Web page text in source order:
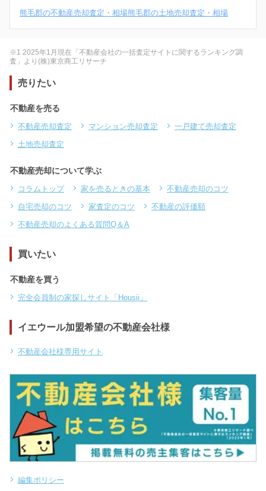
熊毛郡の不動産売却査定・相場熊毛郡の土地売却査定・相場
※1 2025年1月現在「不動産会社の一括査定サイトに関するランキング調
査」より(株)東京商工リサーチ
売りたい
不動産を売る
不動産売却査定 マンション売却査定
一戸建て売却査定
土地売却査定
不動産売却について学ぶ
コラムトップ 家を売るときの基本
不動産売却のコツ
自宅売却のコツ
家査定のコツ
不動産の評価額
不動産売却のよくある質問Q＆A
買いたい
不動産を買う
完全会員制の家探しサイト「Housii」
イエウール加盟希望の不動産会社様
不動産会社様専用サイト
編集ポリシー